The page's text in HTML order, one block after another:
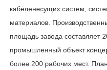
кабеленесущих систем,
материалов.
площадь завода составляет
промышленный объект
более 200 рабочих мест.